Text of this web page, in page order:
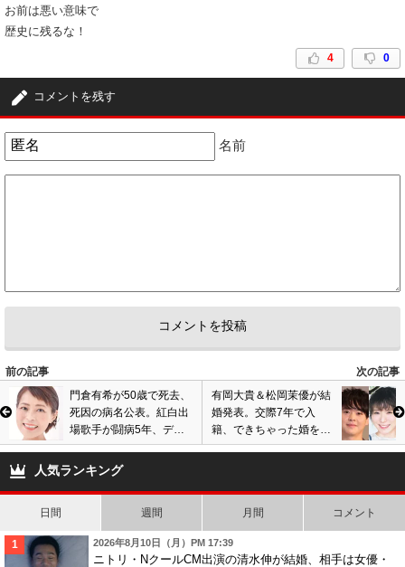
お前は悪い意味で
歴史に残るな！
4 0
コメントを残す
名前
前の記事
次の記事
門倉有希が50歳で死去、
死因の病名公表。紅白出
場歌手が闘病5年、デビ
ュー30周年に亡くなる…
有岡大貴＆松岡茉優が結
婚発表。交際7年で入
籍、できちゃった婚を事
務所否定。
人気ランキング
日間 週間 月間 コメント
2026年8月10日（月）PM 17:39
ニトリ・NクールCM出演の清水伸が結婚、相手は女優・